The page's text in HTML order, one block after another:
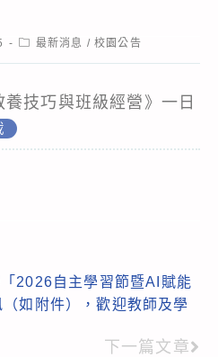
Post最新消息 / 校園公告
養技巧與班級經營》一日
2026自主學習節暨AI賦能
如附件），歡迎教師及學
下一篇文章